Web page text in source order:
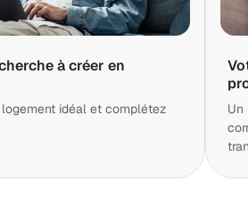
à créer en
idéal et complétez
Un